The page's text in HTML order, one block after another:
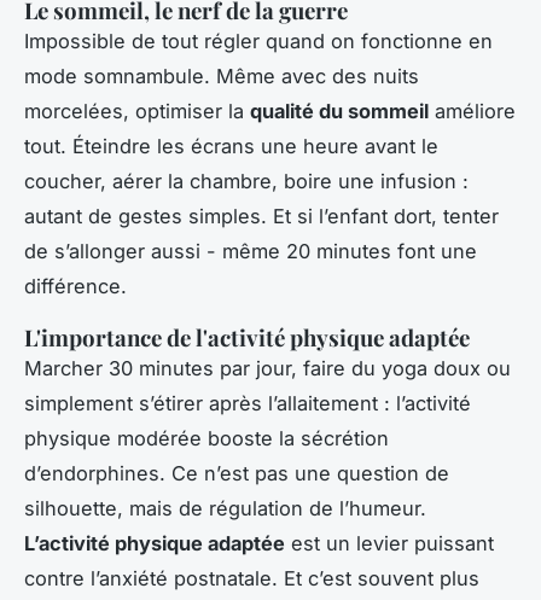
Le sommeil, le nerf de la guerre
Impossible de tout régler quand on fonctionne en
mode somnambule. Même avec des nuits
morcelées, optimiser la qualité du sommeil améliore
tout. Éteindre les écrans une heure avant le
coucher, aérer la chambre, boire une infusion :
autant de gestes simples. Et si l’enfant dort, tenter
de s’allonger aussi - même 20 minutes font une
différence.
L'importance de l'activité physique adaptée
Marcher 30 minutes par jour, faire du yoga doux ou
simplement s’étirer après l’allaitement : l’activité
physique modérée booste la sécrétion
d’endorphines. Ce n’est pas une question de
silhouette, mais de régulation de l’humeur.
L’activité physique adaptée est un levier puissant
contre l’anxiété postnatale. Et c’est souvent plus